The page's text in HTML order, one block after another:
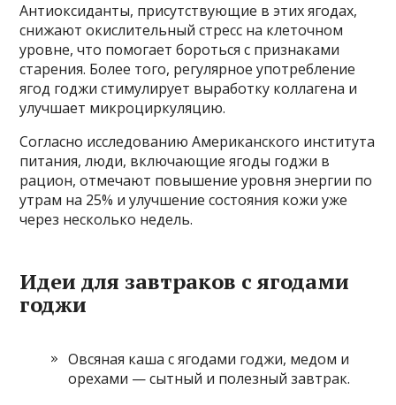
Антиоксиданты, присутствующие в этих ягодах,
снижают окислительный стресс на клеточном
уровне, что помогает бороться с признаками
старения. Более того, регулярное употребление
ягод годжи стимулирует выработку коллагена и
улучшает микроциркуляцию.
Согласно исследованию Американского института
питания, люди, включающие ягоды годжи в
рацион, отмечают повышение уровня энергии по
утрам на 25% и улучшение состояния кожи уже
через несколько недель.
Идеи для завтраков с ягодами
годжи
Овсяная каша с ягодами годжи, медом и
орехами — сытный и полезный завтрак.